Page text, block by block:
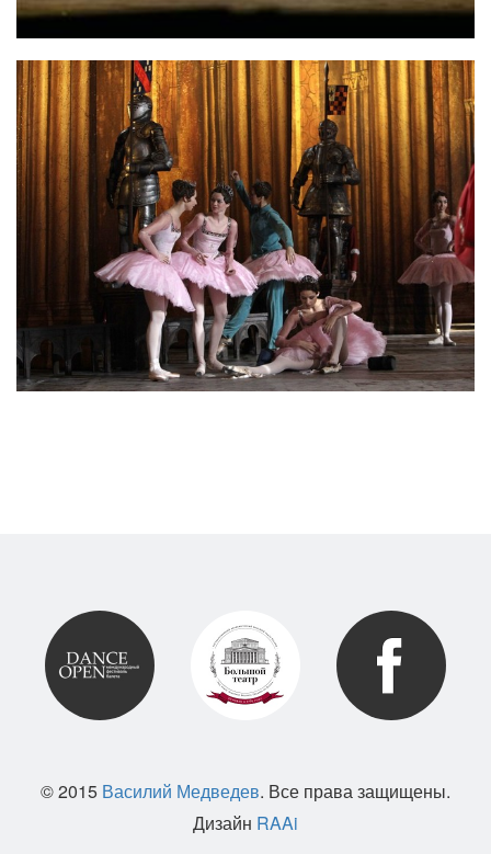
© 2015 Василий Медведев. Все права защищены.
Дизайн RAAi